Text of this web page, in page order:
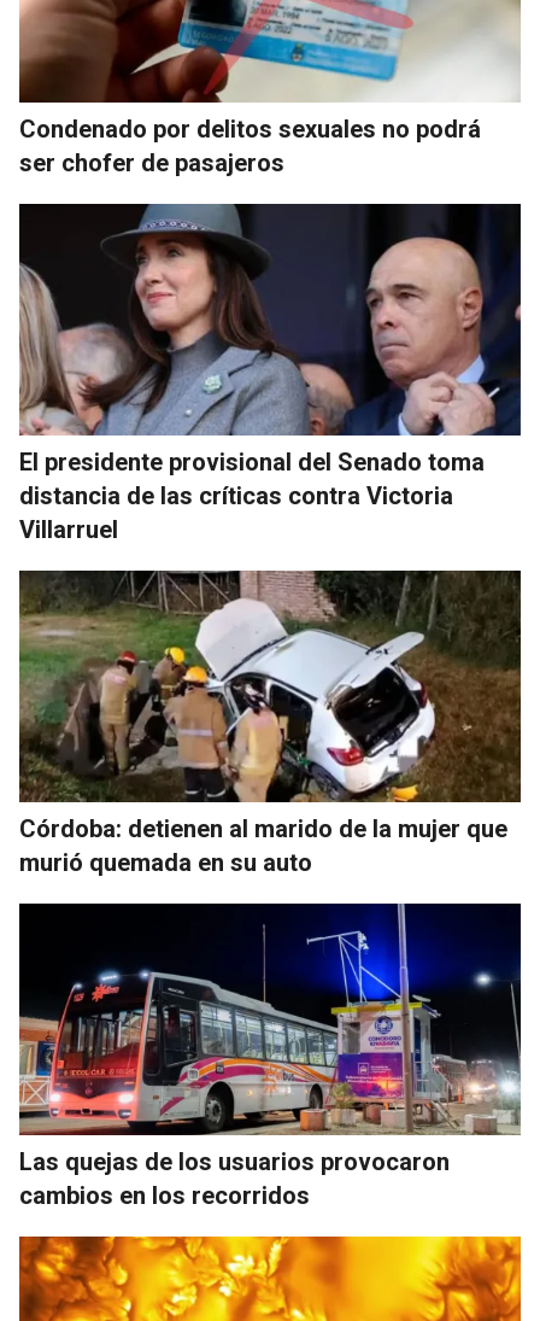
Condenado por delitos sexuales no podrá
ser chofer de pasajeros
El presidente provisional del Senado toma
distancia de las críticas contra Victoria
Villarruel
Córdoba: detienen al marido de la mujer que
murió quemada en su auto
Las quejas de los usuarios provocaron
cambios en los recorridos